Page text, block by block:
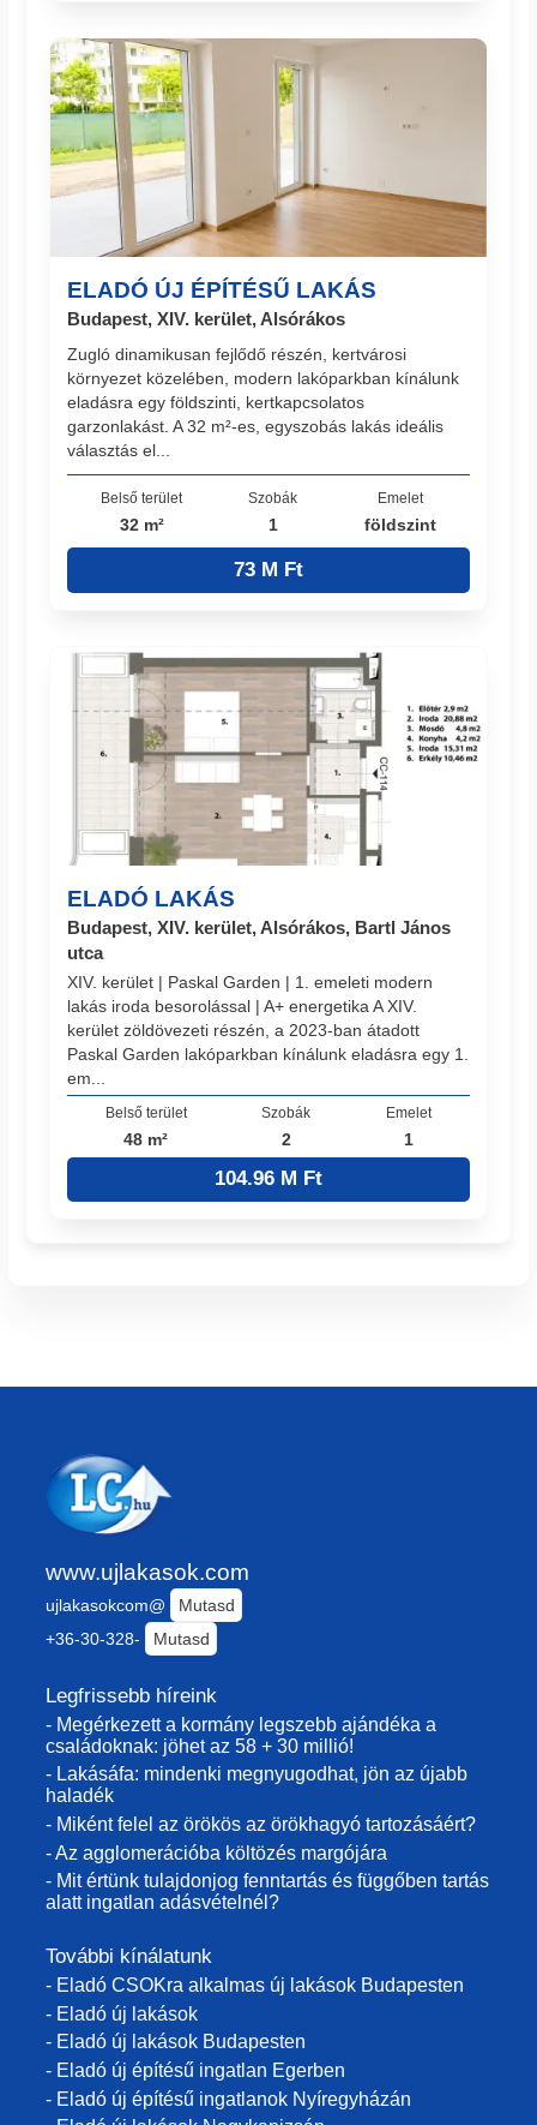
ELADÓ ÚJ ÉPÍTÉSŰ LAKÁS
Budapest, XIV. kerület, Alsórákos
Zugló dinamikusan fejlődő részén, kertvárosi
környezet közelében, modern lakóparkban kínálunk
eladásra egy földszinti, kertkapcsolatos
garzonlakást. A 32 m²-es, egyszobás lakás ideális
választás el...
Belső terület
32 m²
Szobák
1
Emelet
földszint
73 M Ft
ELADÓ LAKÁS
Budapest, XIV. kerület, Alsórákos, Bartl János
utca
XIV. kerület | Paskal Garden | 1. emeleti modern
lakás iroda besorolással | A+ energetika A XIV.
kerület zöldövezeti részén, a 2023-ban átadott
Paskal Garden lakóparkban kínálunk eladásra egy 1.
em...
Belső terület
48 m²
Szobák
2
Emelet
1
104.96 M Ft
www.ujlakasok.com
ujlakasokcom@
Mutasd
+36-30-328-
Mutasd
Legfrissebb híreink
- Megérkezett a kormány legszebb ajándéka a
családoknak: jöhet az 58 + 30 millió!
- Lakásáfa: mindenki megnyugodhat, jön az újabb
haladék
- Miként felel az örökös az örökhagyó tartozásáért?
- Az agglomerációba költözés margójára
- Mit értünk tulajdonjog fenntartás és függőben tartás
alatt ingatlan adásvételnél?
További kínálatunk
- Eladó CSOKra alkalmas új lakások Budapesten
- Eladó új lakások
- Eladó új lakások Budapesten
- Eladó új építésű ingatlan Egerben
- Eladó új építésű ingatlanok Nyíregyházán